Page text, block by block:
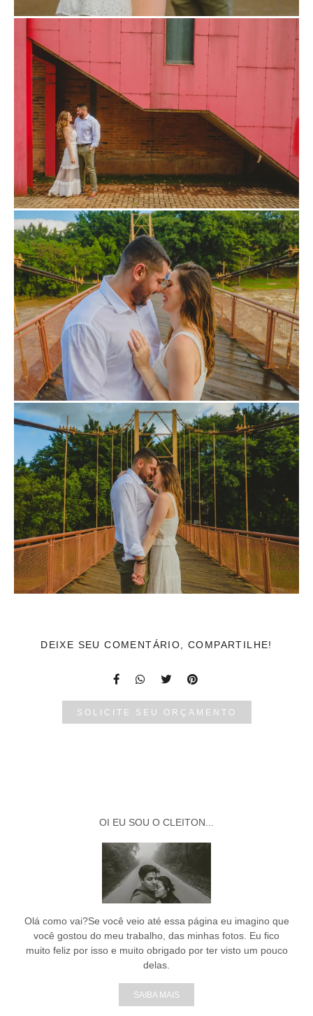
DEIXE SEU COMENTÁRIO, COMPARTILHE!
SOLICITE SEU ORÇAMENTO
OI EU SOU O CLEITON...
Olá como vai?Se você veio até essa página eu imagino que
você gostou do meu trabalho, das minhas fotos. Eu fico
muito feliz por isso e muito obrigado por ter visto um pouco
delas.
SAIBA MAIS